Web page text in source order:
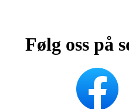
Følg oss på